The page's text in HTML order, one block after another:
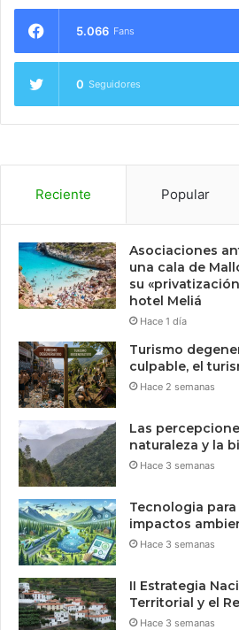
5.066 Fans
0 Seguidores
Reciente Popular
Asociaciones
una cala de
su
hotel Meliá
Hace 1 día
Turismo
culpable, el
Hace 2 semanas
Las
naturaleza y la
Hace 3 semanas
Tecnologia
impactos
Hace 3 semanas
II Estrategia
Territorial y el
Hace 3 semanas